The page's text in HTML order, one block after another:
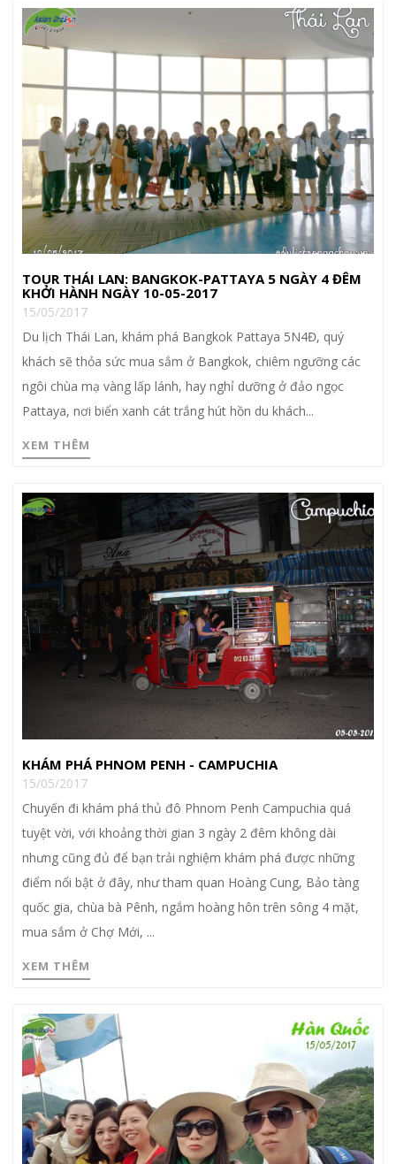
TOUR THÁI LAN: BANGKOK-PATTAYA 5 NGÀY 4 ĐÊM
KHỞI HÀNH NGÀY 10-05-2017
15/05/2017
Du lịch Thái Lan, khám phá Bangkok Pattaya 5N4Đ, quý
khách sẽ thỏa sức mua sắm ở Bangkok, chiêm ngưỡng các
ngôi chùa mạ vàng lấp lánh, hay nghỉ dưỡng ở đảo ngọc
Pattaya, nơi biển xanh cát trắng hút hồn du khách...
XEM THÊM
KHÁM PHÁ PHNOM PENH - CAMPUCHIA
15/05/2017
Chuyến đi khám phá thủ đô Phnom Penh Campuchia quá
tuyệt vời, với khoảng thời gian 3 ngày 2 đêm không dài
nhưng cũng đủ để bạn trải nghiệm khám phá được những
điểm nổi bật ở đây, như tham quan Hoàng Cung, Bảo tàng
quốc gia, chùa bà Pênh, ngắm hoàng hôn trên sông 4 mặt,
mua sắm ở Chợ Mới, ...
XEM THÊM